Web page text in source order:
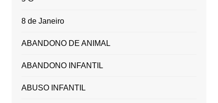
8 de Janeiro
ABANDONO DE ANIMAL
ABANDONO INFANTIL
ABUSO INFANTIL